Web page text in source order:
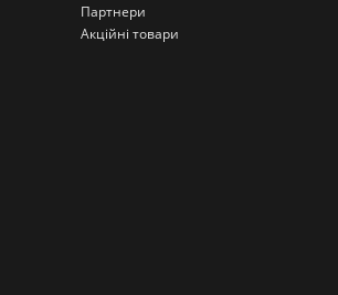
Партнери
Акційні товари